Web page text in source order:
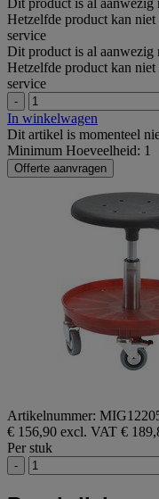
Dit product is al aanwezig
Hetzelfde product kan niet
service
Dit product is al aanwezig
Hetzelfde product kan niet
service
-
In winkelwagen
Dit artikel is momenteel
Minimum Hoeveelheid: 1
Offerte aanvragen
Artikelnummer:
€ 156,90 excl. VAT €
Per stuk
-